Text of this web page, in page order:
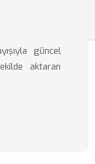
güncel
aktaran